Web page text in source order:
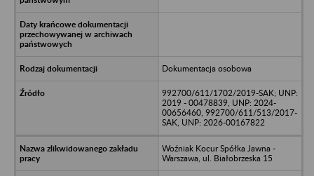
Dokumentacja osobowa
992700/611/1702/2019-SAK; UNP:
2019 - 00478839, UNP: 2024-
00656460, 992700/611/513/2017-
SAK, UNP: 2026-00167822
Woźniak Kocur Spółka Jawna -
Warszawa, ul. Białobrzeska 15